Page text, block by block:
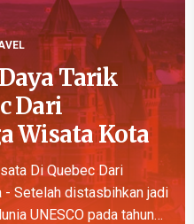
Tarik
Dari
Wisata Kota
Di Quebec Dari
- Setelah distasbihkan jadi
UNESCO pada tahun